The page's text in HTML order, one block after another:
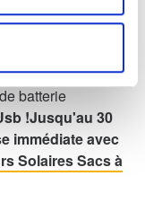
ou sur leur sac à
source d'énergie
pouvoir vous
batterie
!Jusqu'au 30
immédiate avec
Solaires Sacs à